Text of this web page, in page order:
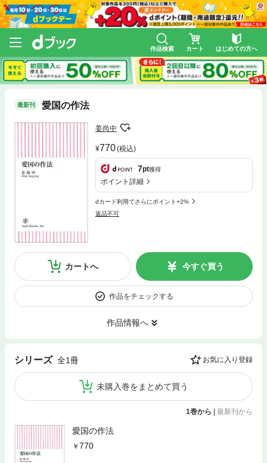
作品検索 カート はじめての方へ
最新刊 愛国の作法
姜尚中
770(税込)
7pt獲得
ポイント詳細
dカード利用でさらにポイント+2%
返品不可
カートへ 今すぐ買う
作品をチェックする
作品情報へ
シリーズ 全1冊 お気に入り登録
未購入巻をまとめて買う
1巻から 最新刊から
愛国の作法
770